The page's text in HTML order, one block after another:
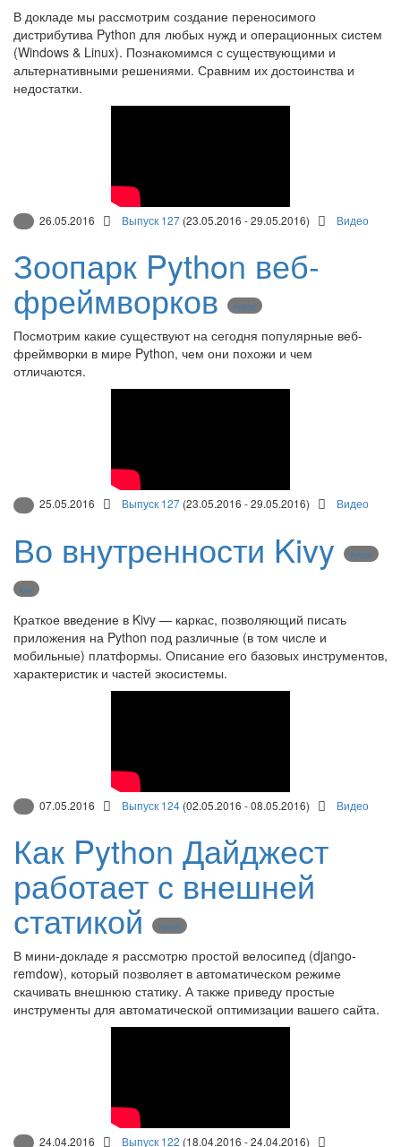
В докладе мы рассмотрим создание переносимого
дистрибутива Python для любых нужд и операционных систем
(Windows & Linux). Познакомимся с существующими и
альтернативными решениями. Сравним их достоинства и
недостатки.
26.05.2016 Выпуск 127 (23.05.2016 - 29.05.2016) Видео
Зоопарк Python веб-
фреймворков PyNSK
Посмотрим какие существуют на сегодня популярные веб-
фреймворки в мире Python, чем они похожи и чем
отличаются.
25.05.2016 Выпуск 127 (23.05.2016 - 29.05.2016) Видео
Во внутренности Kivy PyNSK
Kivy
Краткое введение в Kivy — каркас, позволяющий писать
приложения на Python под различные (в том числе и
мобильные) платформы. Описание его базовых инструментов,
характеристик и частей экосистемы.
07.05.2016 Выпуск 124 (02.05.2016 - 08.05.2016) Видео
Как Python Дайджест
работает с внешней
статикой PyNSK
В мини-докладе я рассмотрю простой велосипед (django-
remdow), который позволяет в автоматическом режиме
скачивать внешнюю статику. А также приведу простые
инструменты для автоматической оптимизации вашего сайта.
24.04.2016 Выпуск 122 (18.04.2016 - 24.04.2016)